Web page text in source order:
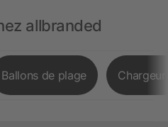
allbranded
Ballons de plage